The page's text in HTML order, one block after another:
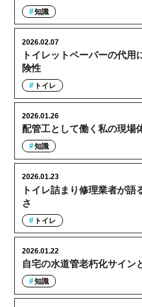
知識
トイレットペーパーの代用
険性
2026.02.07
トイレ
配管工として働く私の現場
2026.01.26
知識
トイレ詰まり修理業者が語
さ
2026.01.23
トイレ
自宅の水道管老朽化サイン
2026.01.22
知識